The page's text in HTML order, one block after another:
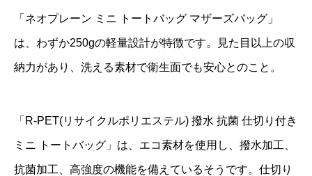
「ネオプレーン ミニ トートバッグ マザーズバッグ」
は、わずか250gの軽量設計が特徴です。見た目以上の収
納力があり、洗える素材で衛生面でも安心とのこと。
「R-PET(リサイクルポリエステル) 撥水 抗菌 仕切り付き
ミニ トートバッグ」は、エコ素材を使用し、撥水加工、
抗菌加工、高強度の機能を備えているそうです。仕切り